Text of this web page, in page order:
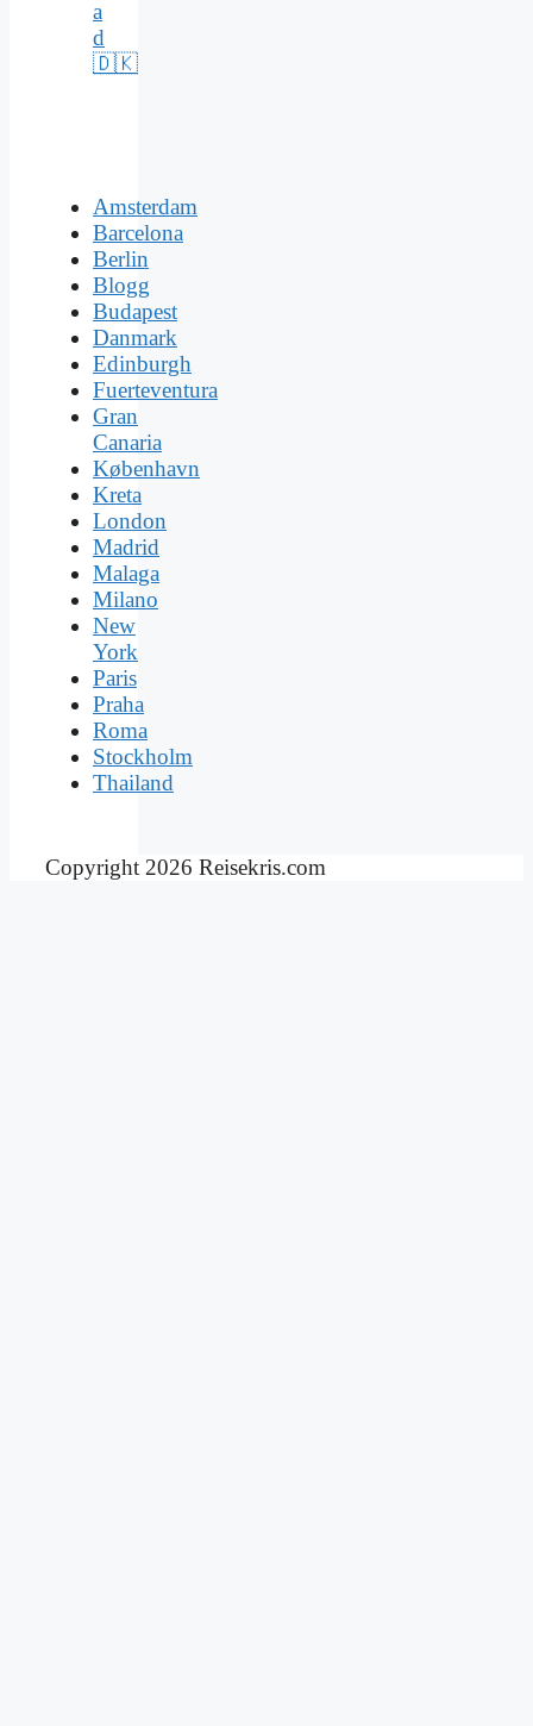
a
d
🇩🇰
Amsterdam
Barcelona
Berlin
Blogg
Budapest
Danmark
Edinburgh
Fuerteventura
Gran
Canaria
København
Kreta
London
Madrid
Malaga
Milano
New
York
Paris
Praha
Roma
Stockholm
Thailand
Copyright 2026 Reisekris.com